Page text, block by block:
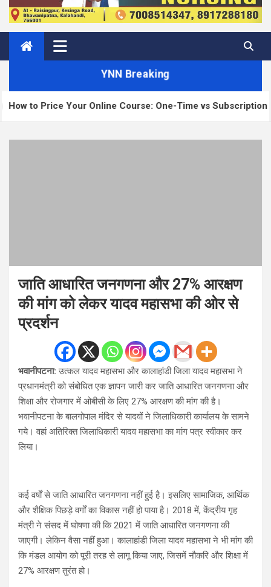
YNN Breaking
Your Online Course: One-Time vs Subscription vs
जाति आधारित जनगणना और 27% आरक्षण
की मांग को लेकर यादव महासभा की ओर से
प्रदर्शन
भवानीपटना: उत्कल यादव महासभा और कालाहांडी जिला यादव महासभा ने
प्रधानमंत्री को संबोधित एक ज्ञापन जारी कर जाति आधारित जनगणना और
शिक्षा और रोजगार में ओबीसी के लिए 27% आरक्षण की मांग की है।
भवानीपटना के बालगोपाल मंदिर से यादवों ने जिलाधिकारी कार्यालय के सामने
गये। वहां अतिरिक्त जिलाधिकारी यादव महासभा का मांग पत्र स्वीकार कर
लिया।
कई वर्षों से जाति आधारित जनगणना नहीं हुई है। इसलिए सामाजिक, आर्थिक
और शैक्षिक पिछड़े वर्गों का विकास नहीं हो पाया है। 2018 में, केंद्रीय गृह
मंत्री ने संसद में घोषणा की कि 2021 में जाति आधारित जनगणना की
जाएगी। लेकिन वैसा नहीं हुआ। कालाहांडी जिला यादव महासभा ने भी मांग की
कि मंडल आयोग को पूरी तरह से लागू किया जाए, जिसमें नौकरि और शिक्षा में
27% आरक्षण तुरंत हो।